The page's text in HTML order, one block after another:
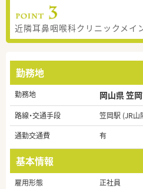
近隣耳鼻咽喉科クリニックメイ
勤務地
勤務地 岡山県 笠
路線・交通手段
笠岡駅 (JR山
通勤交通費
有
基本情報
雇用形態
正社員